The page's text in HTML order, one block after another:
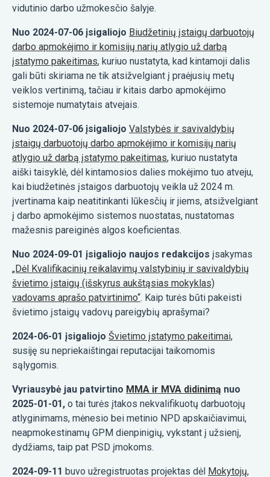
vidutinio darbo užmokesčio šalyje.
Nuo 2024-07-06 įsigaliojo Biudžetinių įstaigų darbuotojų
darbo apmokėjimo ir komisijų narių atlygio už darbą
įstatymo pakeitimas, kuriuo nustatyta, kad kintamoji dalis
gali būti skiriama ne tik atsižvelgiant į praėjusių metų
veiklos vertinimą, tačiau ir kitais darbo apmokėjimo
sistemoje numatytais atvejais.
Nuo 2024-07-06 įsigaliojo Valstybės ir savivaldybių
įstaigų darbuotojų darbo apmokėjimo ir komisijų narių
atlygio už darbą įstatymo pakeitimas, kuriuo nustatyta
aiški taisyklė, dėl kintamosios dalies mokėjimo tuo atveju,
kai biudžetinės įstaigos darbuotojų veikla už 2024 m.
įvertinama kaip neatitinkanti lūkesčių ir jiems, atsižvelgiant
į darbo apmokėjimo sistemos nuostatas, nustatomas
mažesnis pareiginės algos koeficientas.
Nuo 2024-09-01 įsigaliojo naujos redakcijos įsakymas
„Dėl Kvalifikacinių reikalavimų valstybinių ir savivaldybių
švietimo įstaigų (išskyrus aukštąsias mokyklas)
vadovams aprašo patvirtinimo“. Kaip turės būti pakeisti
švietimo įstaigų vadovų pareigybių aprašymai?
2024-06-01 įsigaliojo Švietimo įstatymo pakeitimai,
susiję su nepriekaištingai reputacijai taikomomis
sąlygomis.
Vyriausybė jau patvirtino MMA ir MVA didinimą nuo
2025-01-01, o tai turės įtakos nekvalifikuotų darbuotojų
atlyginimams, mėnesio bei metinio NPD apskaičiavimui,
neapmokestinamų GPM dienpinigių, vykstant į užsienį,
dydžiams, taip pat PSD įmokoms.
2024-09-11 buvo užregistruotas projektas dėl Mokytojų,